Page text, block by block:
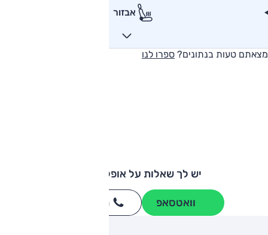
אבזור
מצאתם טעות בנתונים? ספרו לנו
יש לך שאלות על אופל קורסה?
וואטסאפ חייגו
מותגים מתחרים